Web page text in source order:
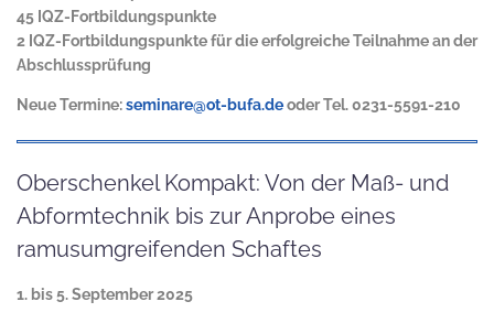
45 IQZ-Fortbildungspunkte
2 IQZ-Fortbildungspunkte für die erfolgreiche Teilnahme an der
Abschlussprüfung
Neue Termine:seminare@ot-bufa.deoder Tel. 0231-5591-210
Oberschenkel Kompakt: Von der Maß- und
Abformtechnik bis zur Anprobe eines
ramusumgreifenden Schaftes
1. bis 5. September 2025